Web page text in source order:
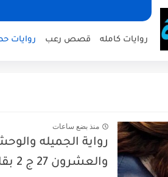
روايات كامله قصص رعب روايات
منذ بضع ساعات
رواية الجميله
والعشرون 27 ج 2 بقلم ماهي احمد